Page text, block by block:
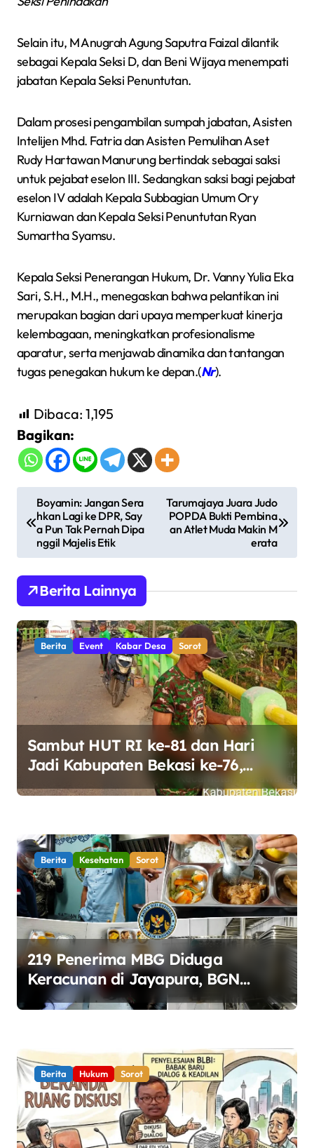
Selain itu, M Anugrah Agung Saputra Faizal dilantik
sebagai Kepala Seksi D, dan Beni Wijaya menempati
jabatan Kepala Seksi Penuntutan.
Dalam prosesi pengambilan sumpah jabatan, Asisten
Intelijen Mhd. Fatria dan Asisten Pemulihan Aset
Rudy Hartawan Manurung bertindak sebagai saksi
untuk pejabat eselon III. Sedangkan saksi bagi pejabat
eselon IV adalah Kepala Subbagian Umum Ory
Kurniawan dan Kepala Seksi Penuntutan Ryan
Sumartha Syamsu.
Kepala Seksi Penerangan Hukum, Dr. Vanny Yulia Eka
Sari, S.H., M.H., menegaskan bahwa pelantikan ini
merupakan bagian dari upaya memperkuat kinerja
kelembagaan, meningkatkan profesionalisme
aparatur, serta menjawab dinamika dan tantangan
tugas penegakan hukum ke depan.(Nr).
Dibaca: 1,195
Bagikan:
a
a
s
i
p
s
Boyamin: Jangan Sera
hkan Lagi ke DPR, Say
a Pun Tak Pernah Dipa
nggil Majelis Etik
Tarumajaya Juara Judo
POPDA Bukti Pembina
an Atlet Muda Makin M
erata
Berita Lainnya
Berita Event Kabar Desa Sorot
Sambut HUT RI ke-81 dan Hari
Jadi Kabupaten Bekasi ke-76,
Pemdes Muara bakti Gotong
Berita Kesehatan Sorot
219 Penerima MBG Diduga
Keracunan di Jayapura, BGN
Perketat Pengawasan Keamanan
Berita Hukum Sorot